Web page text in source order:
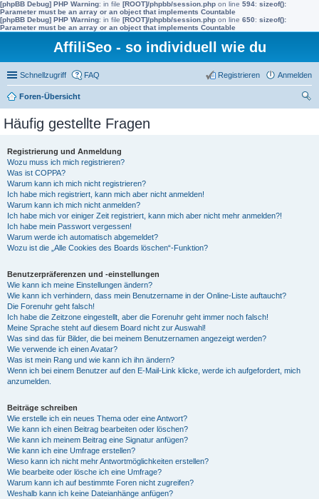
[phpBB Debug] PHP Warning: in file [ROOT]/phpbb/session.php on line 594: sizeof():
Parameter must be an array or an object that implements Countable
[phpBB Debug] PHP Warning: in file [ROOT]/phpbb/session.php on line 650: sizeof():
Parameter must be an array or an object that implements Countable
AffiliSeo - so individuell wie du
Schnellzugriff FAQ Anmelden
Registrieren
Foren-Übersicht
Häufig gestellte Fragen
Registrierung und Anmeldung
Wozu muss ich mich registrieren?
Was ist COPPA?
Warum kann ich mich nicht registrieren?
Ich habe mich registriert, kann mich aber nicht anmelden!
Warum kann ich mich nicht anmelden?
Ich habe mich vor einiger Zeit registriert, kann mich aber nicht mehr anmelden?!
Ich habe mein Passwort vergessen!
Warum werde ich automatisch abgemeldet?
Wozu ist die „Alle Cookies des Boards löschen“-Funktion?
Benutzerpräferenzen und -einstellungen
Wie kann ich meine Einstellungen ändern?
Wie kann ich verhindern, dass mein Benutzername in der Online-Liste auftaucht?
Die Forenuhr geht falsch!
Ich habe die Zeitzone eingestellt, aber die Forenuhr geht immer noch falsch!
Meine Sprache steht auf diesem Board nicht zur Auswahl!
Was sind das für Bilder, die bei meinem Benutzernamen angezeigt werden?
Wie verwende ich einen Avatar?
Was ist mein Rang und wie kann ich ihn ändern?
Wenn ich bei einem Benutzer auf den E-Mail-Link klicke, werde ich aufgefordert, mich
anzumelden.
Beiträge schreiben
Wie erstelle ich ein neues Thema oder eine Antwort?
Wie kann ich einen Beitrag bearbeiten oder löschen?
Wie kann ich meinem Beitrag eine Signatur anfügen?
Wie kann ich eine Umfrage erstellen?
Wieso kann ich nicht mehr Antwortmöglichkeiten erstellen?
Wie bearbeite oder lösche ich eine Umfrage?
Warum kann ich auf bestimmte Foren nicht zugreifen?
Weshalb kann ich keine Dateianhänge anfügen?